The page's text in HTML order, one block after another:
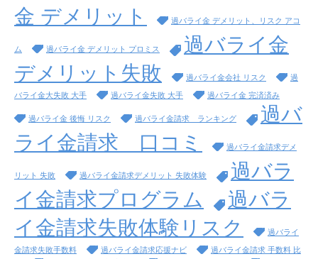
金 デメリット
過バライ金 デメリット、リスク アコ
ム 過バライ金 デメリット プロミス
過バライ金
デメリット失敗
過バライ金会社 リスク 過
バライ金大失敗 大手 過バライ金失敗 大手 過バライ金 完済済み
過バライ金 後悔 リスク 過バライ金請求 ランキング
過バ
ライ金請求 口コミ
過バライ金請求デメ
リット 失敗 過バライ金請求デメリット 失敗体験
過バラ
イ金請求プログラム
過バラ
イ金請求失敗体験リスク
過バライ
金請求失敗手数料 過バライ金請求応援ナビ
過バライ金請求 手数料 比